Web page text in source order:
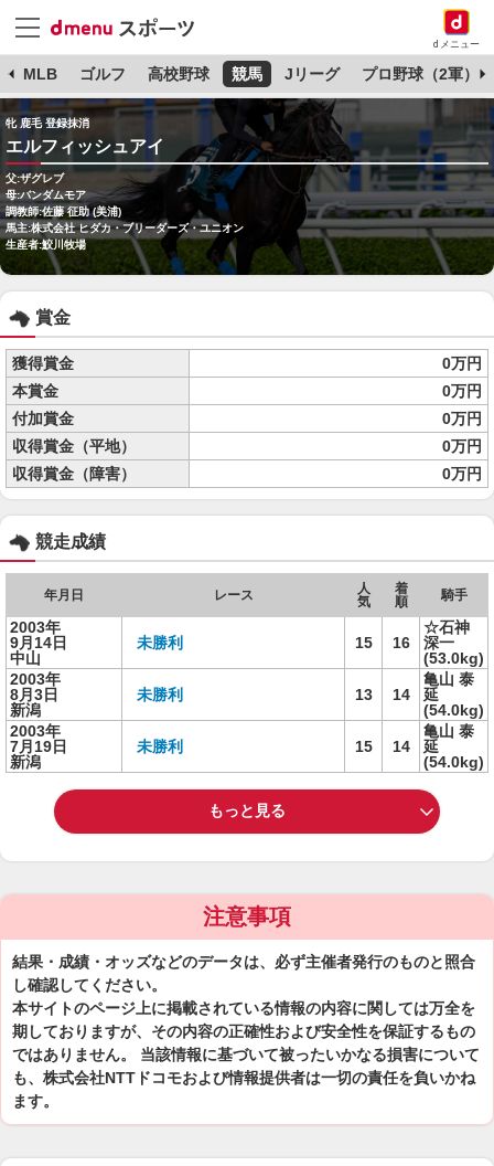
dメニュー
MLB ゴルフ 高校野球 競馬 Jリーグ プロ野球（2軍）
牝 鹿毛 登録抹消
エルフィッシュアイ
父:ザグレブ
母:バンダムモア
調教師:佐藤 征助 (美浦)
馬主:株式会社 ヒダカ・ブリーダーズ・ユニオン
生産者:鮫川牧場
賞金
獲得賞金
0万円
本賞金
0万円
付加賞金
0万円
収得賞金（平地）
0万円
収得賞金（障害）
0万円
競走成績
年月日 レース
人
気
着
順
騎手
2003年
9月14日
中山
未勝利 15 16
☆石神
深一
(53.0kg)
2003年
8月3日
新潟
未勝利 13 14
亀山 泰
延
(54.0kg)
2003年
7月19日
新潟
未勝利 15 14
亀山 泰
延
(54.0kg)
もっと見る
注意事項
結果・成績・オッズなどのデータは、必ず主催者発行のものと照合
し確認してください。
本サイトのページ上に掲載されている情報の内容に関しては万全を
期しておりますが、その内容の正確性および安全性を保証するもの
ではありません。 当該情報に基づいて被ったいかなる損害について
も、株式会社NTTドコモおよび情報提供者は一切の責任を負いかね
ます。